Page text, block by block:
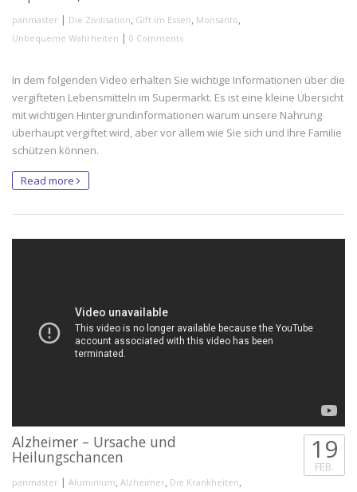
panmaster | Die Zivilisation, Gift im Essen, Monsanto,
Unbequeme Wahrheiten | 0 Comments
In dem folgenden Video erhalten Sie wichtige Informationen über die
vergifteten Lebensmitteln im Supermarkt. Es ist eine kleine Übersicht
mit wichtigen Hintergrundinformationen warum unsere Nahrung
überhaupt vergiftet wird, aber vor allem wie Sie sich und Ihre Familie
schützen können.
Read more
Alzheimer – Ursache und
Heilungschancen
panmaster | Aluminium, Alzheimer, Die Krankheiten,
19
FEB.